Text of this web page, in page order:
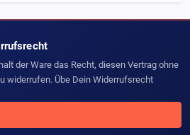
der Ware das Recht, diesen Vertrag ohne
widerrufen. Übe Dein Widerrufsrecht